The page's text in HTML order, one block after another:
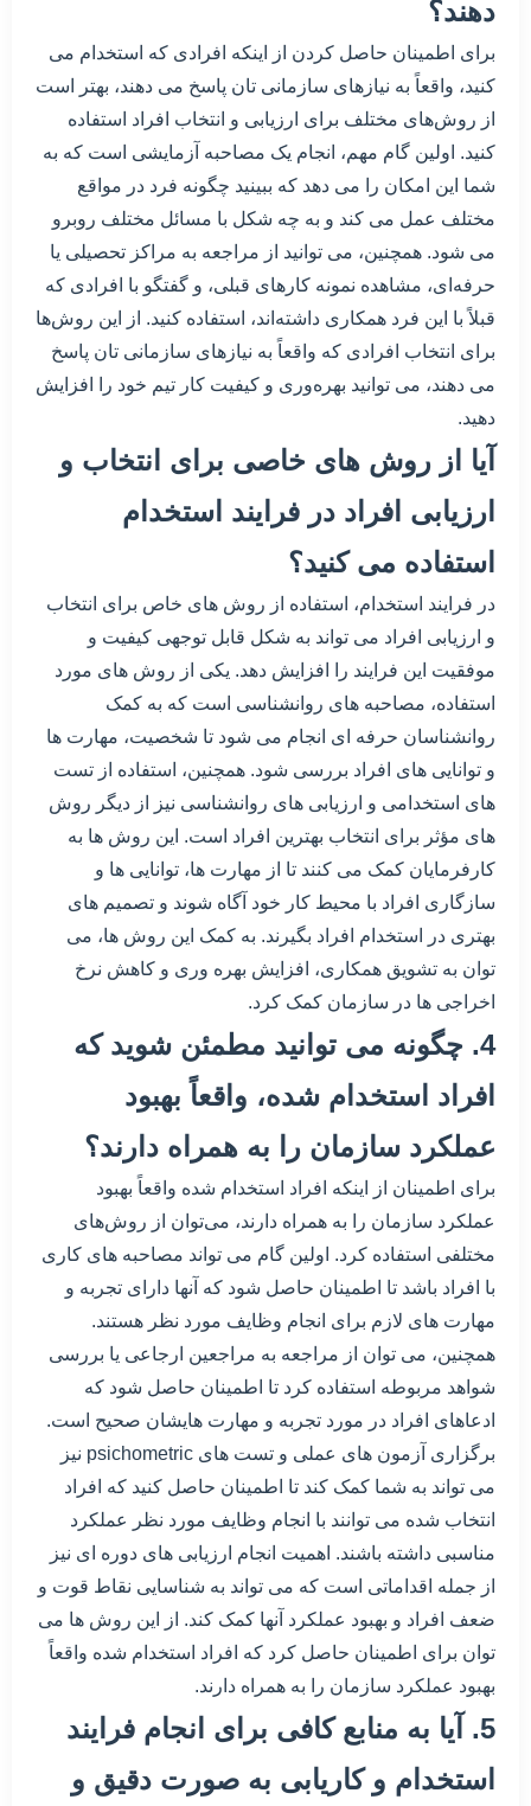
دهند؟
برای اطمینان حاصل کردن از اینکه افرادی که استخدام می
کنید، واقعاً به نیازهای سازمانی تان پاسخ می دهند، بهتر است
از روش‌های مختلف برای ارزیابی و انتخاب افراد استفاده
کنید. اولین گام مهم، انجام یک مصاحبه آزمایشی است که به
شما این امکان را می دهد که ببینید چگونه فرد در مواقع
مختلف عمل می کند و به چه شکل با مسائل مختلف روبرو
می شود. همچنین، می توانید از مراجعه به مراکز تحصیلی یا
حرفه‌ای، مشاهده نمونه کارهای قبلی، و گفتگو با افرادی که
قبلاً با این فرد همکاری داشته‌اند، استفاده کنید. از این روش‌ها
برای انتخاب افرادی که واقعاً به نیازهای سازمانی تان پاسخ
می دهند، می توانید بهره‌وری و کیفیت کار تیم خود را افزایش
دهید.
آیا از روش های خاصی برای انتخاب و
ارزیابی افراد در فرایند استخدام
استفاده می کنید؟
در فرایند استخدام، استفاده از روش های خاص برای انتخاب
و ارزیابی افراد می تواند به شکل قابل توجهی کیفیت و
موفقیت این فرایند را افزایش دهد. یکی از روش های مورد
استفاده، مصاحبه های روانشناسی است که به کمک
روانشناسان حرفه ای انجام می شود تا شخصیت، مهارت ها
و توانایی های افراد بررسی شود. همچنین، استفاده از تست
های استخدامی و ارزیابی های روانشناسی نیز از دیگر روش
های مؤثر برای انتخاب بهترین افراد است. این روش ها به
کارفرمایان کمک می کنند تا از مهارت ها، توانایی ها و
سازگاری افراد با محیط کار خود آگاه شوند و تصمیم های
بهتری در استخدام افراد بگیرند. به کمک این روش ها، می
توان به تشویق همکاری، افزایش بهره وری و کاهش نرخ
اخراجی ها در سازمان کمک کرد.
4. چگونه می توانید مطمئن شوید که
افراد استخدام شده، واقعاً بهبود
عملکرد سازمان را به همراه دارند؟
برای اطمینان از اینکه افراد استخدام شده واقعاً بهبود
عملکرد سازمان را به همراه دارند، می‌توان از روش‌های
مختلفی استفاده کرد. اولین گام می تواند مصاحبه های کاری
با افراد باشد تا اطمینان حاصل شود که آنها دارای تجربه و
مهارت های لازم برای انجام وظایف مورد نظر هستند.
همچنین، می توان از مراجعه به مراجعین ارجاعی یا بررسی
شواهد مربوطه استفاده کرد تا اطمینان حاصل شود که
ادعاهای افراد در مورد تجربه و مهارت هایشان صحیح است.
برگزاری آزمون های عملی و تست های psichometric نیز
می تواند به شما کمک کند تا اطمینان حاصل کنید که افراد
انتخاب شده می توانند با انجام وظایف مورد نظر عملکرد
مناسبی داشته باشند. اهمیت انجام ارزیابی های دوره ای نیز
از جمله اقداماتی است که می تواند به شناسایی نقاط قوت و
ضعف افراد و بهبود عملکرد آنها کمک کند. از این روش ها می
توان برای اطمینان حاصل کرد که افراد استخدام شده واقعاً
بهبود عملکرد سازمان را به همراه دارند.
5. آیا به منابع کافی برای انجام فرایند
استخدام و کاریابی به صورت دقیق و